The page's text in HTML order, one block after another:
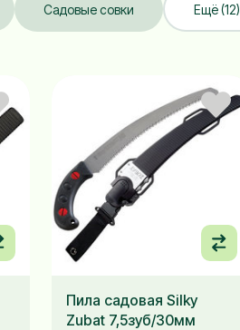
Садовые совки Ещё (12)
Пила садовая Silky
Zubat 7,5зуб/30мм